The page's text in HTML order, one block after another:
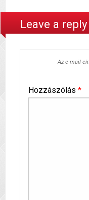
Leave a reply
Az e-mail
Hozzászólás *